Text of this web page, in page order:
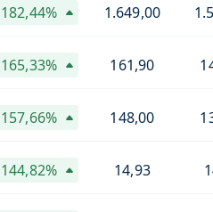
182,44% 1.649,00
165,33% 161,90
157,66% 148,00
144,82% 14,93